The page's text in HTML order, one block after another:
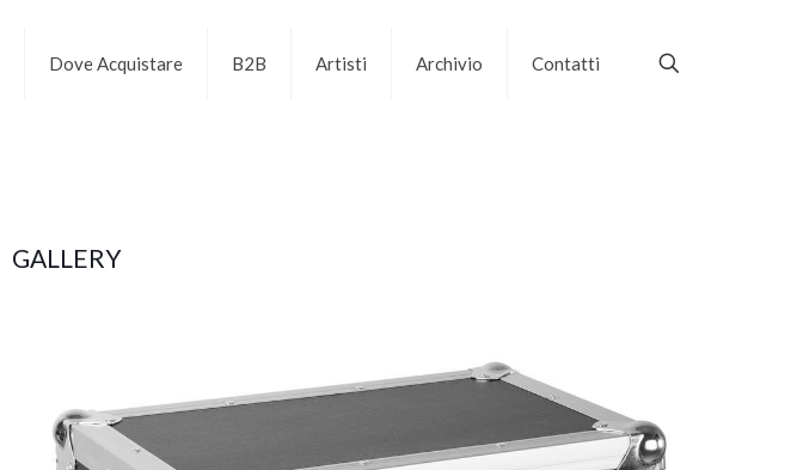
Dove Acquistare B2B Artisti Archivio Contatti
GALLERY